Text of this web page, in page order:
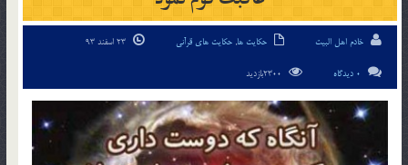
خادم اهل البیت حکایت ها, حکایت های قرآنی
0 دیدگاه